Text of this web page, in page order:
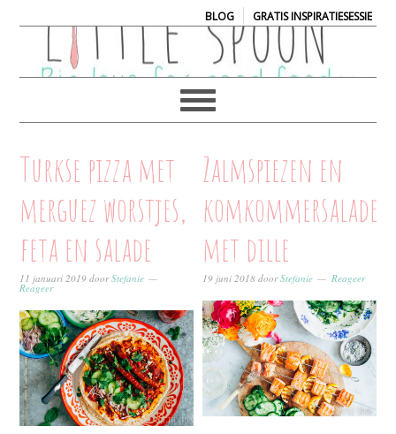
BLOG| GRATIS INSPIRATIESESSIE
Turkse pizza met
merguez worstjes,
feta en salade
11 januari 2019 doorStefanie
Reageer
Zalmspiezen en
komkommersalade
met dille
19 juni 2018 doorStefanie Reageer